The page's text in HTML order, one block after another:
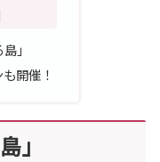
」
開催！
」